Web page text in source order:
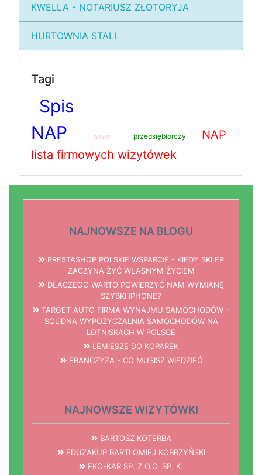
KWELLA - NOTARIUSZ ZŁOTORYJA
HURTOWNIA STALI
Tagi
Spis
NAP
www przedsiębiorczy
NAP
lista firmowych wizytówek
NAJNOWSZE NA BLOGU
PRESTASHOP POLSKIE WSPARCIE - KIEDY SKLEP
ZACZYNA ŻYĆ WŁASNYM ŻYCIEM
DLACZEGO WARTO POWIERZYĆ NAM WYMIANĘ
SZYBKI IPHONE?
TARGET AUTO FIRMA WYNAJMU SAMOCHODÓW -
SOLIDNA WYPOŻYCZALNIA SAMOCHODÓW NA
LOTNISKACH W POLSCE
LEMIESZE DO KOPAREK
FRANCZYZA - CO MUSISZ WIEDZIEĆ
NAJNOWSZE WIZYTÓWKI
BARTOSZ KOTERBA
EDUZAKUP BARTŁOMIEJ KOBRZYŃSKI
EKO-KAR SP. Z O.O. SP. K.